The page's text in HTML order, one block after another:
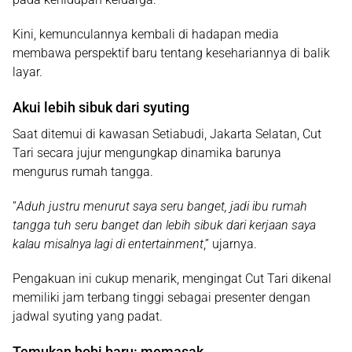
Kini, kemunculannya kembali di hadapan media
membawa perspektif baru tentang kesehariannya di balik
layar.
Akui lebih sibuk dari syuting
Saat ditemui di kawasan Setiabudi, Jakarta Selatan, Cut
Tari secara jujur mengungkap dinamika barunya
mengurus rumah tangga.
“Aduh justru menurut saya seru banget, jadi ibu rumah
tangga tuh seru banget dan lebih sibuk dari kerjaan saya
kalau misalnya lagi di entertainment,” ujarnya.
Pengakuan ini cukup menarik, mengingat Cut Tari dikenal
memiliki jam terbang tinggi sebagai presenter dengan
jadwal syuting yang padat.